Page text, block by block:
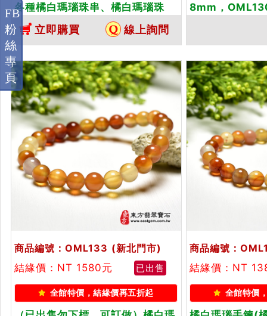
各種橘白瑪瑙珠串、橘白瑪瑙珠
子、橘白瑪瑙手鍊、橘白瑪瑙手
珠。★附東方翡翠寶石保證卡
立即購買 線上詢問
8mm，
東方翡翠寶石保
商品編號：OML133 (新北門市)
結緣價：NT 1580元
已出售
全館特價，結緣價再五折起
商品編號：
結緣價：NT
全館特價
FB
粉
絲
專
頁